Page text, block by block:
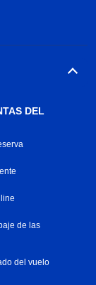
DEL
de las
del vuelo